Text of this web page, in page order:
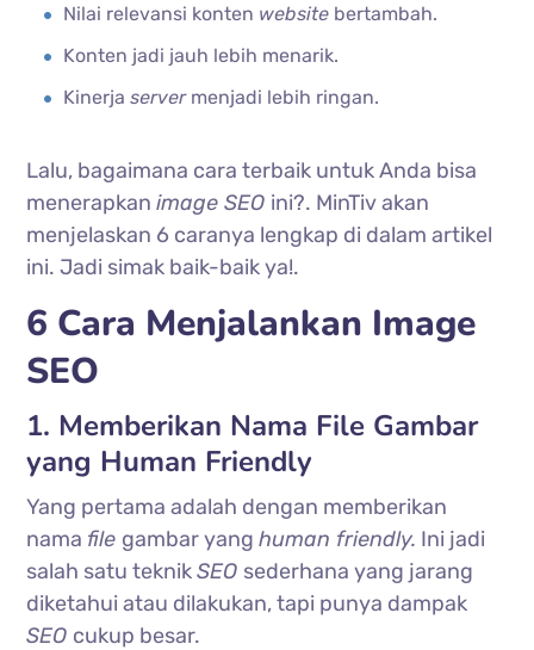
Nilai relevansi konten website bertambah.
Konten jadi jauh lebih menarik.
Kinerjaserver menjadi lebih ringan.
Lalu, bagaimana cara terbaik untuk Anda bisa
menerapkanimage SEO ini?. MinTiv akan
menjelaskan 6 caranya lengkap di dalam artikel
ini. Jadi simak baik-baik ya!.
6 Cara Menjalankan Image
SEO
1. Memberikan Nama File Gambar
yang Human Friendly
Yang pertama adalah dengan memberikan
nama file gambar yanghuman friendly. Ini jadi
salah satu teknikSEO sederhana yang jarang
diketahui atau dilakukan, tapi punya dampak
SEO cukup besar.